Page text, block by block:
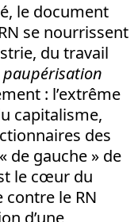
le document
se nourrissent
du travail
paupérisation
: l’extrême
capitalisme,
des
de gauche » de
le cœur du
le RN